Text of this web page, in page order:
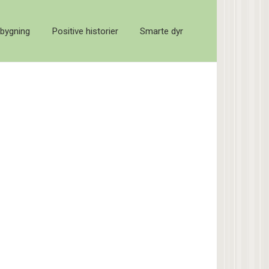
Positive historier Smarte dyr